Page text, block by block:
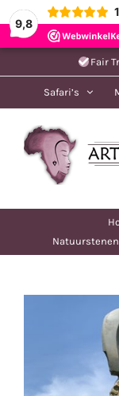
9,8
naar
Fair
Safari’s